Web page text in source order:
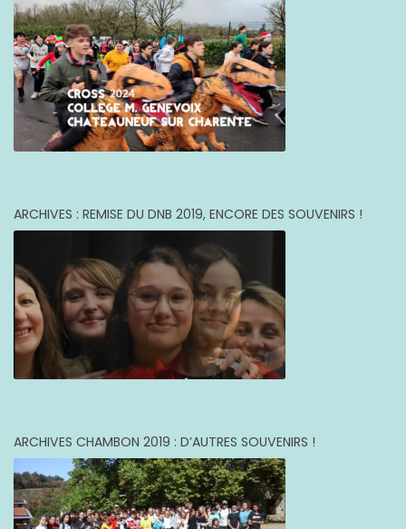
ARCHIVES : REMISE DU DNB 2019, ENCORE DES SOUVENIRS !
ARCHIVES CHAMBON 2019 : D’AUTRES SOUVENIRS !